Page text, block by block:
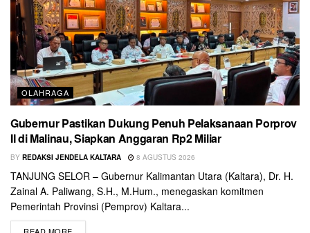
OLAHRAGA
Gubernur Pastikan Dukung Penuh Pelaksanaan Porprov
II di Malinau, Siapkan Anggaran Rp2 Miliar
BY REDAKSI JENDELA KALTARA 8 AGUSTUS 2026
TANJUNG SELOR – Gubernur Kalimantan Utara (Kaltara), Dr. H.
Zainal A. Paliwang, S.H., M.Hum., menegaskan komitmen
Pemerintah Provinsi (Pemprov) Kaltara...